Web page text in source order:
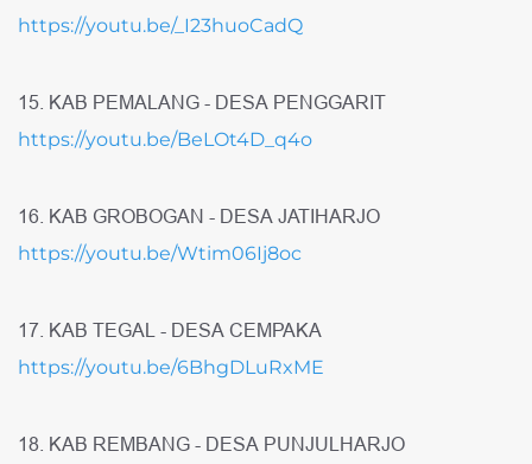
https://youtu.be/_I23huoCadQ
15. KAB PEMALANG - DESA PENGGARIT
https://youtu.be/BeLOt4D_q4o
16. KAB GROBOGAN - DESA JATIHARJO
https://youtu.be/Wtim06Ij8oc
17. KAB TEGAL - DESA CEMPAKA
https://youtu.be/6BhgDLuRxME
18. KAB REMBANG - DESA PUNJULHARJO